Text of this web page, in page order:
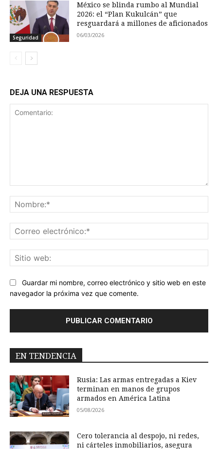
Seguridad
México se blinda rumbo al Mundial
2026: el “Plan Kukulcán” que
resguardará a millones de aficionados
06/03/2026
DEJA UNA RESPUESTA
Guardar mi nombre, correo electrónico y sitio web en este
navegador la próxima vez que comente.
EN TENDENCIA
Rusia: Las armas entregadas a Kiev
terminan en manos de grupos
armados en América Latina
05/08/2026
Cero tolerancia al despojo, ni redes,
ni cárteles inmobiliarios, asegura